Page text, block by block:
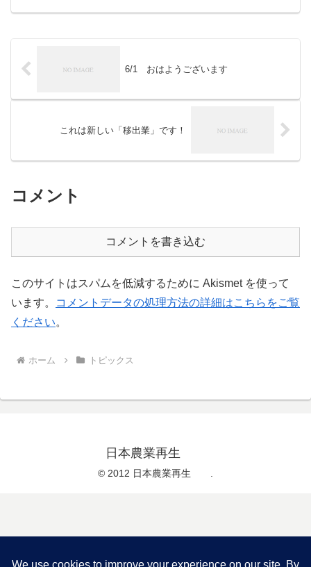
6/1 おはようございます
これは新しい「移出業」です！
コメント
コメントを書き込む
このサイトはスパムを低減するために Akismet を使って
います。
コメントデータの処理方法の詳細はこちらをご覧
ください。
ホーム トピックス
日本農業再生
© 2012 日本農業再生 .